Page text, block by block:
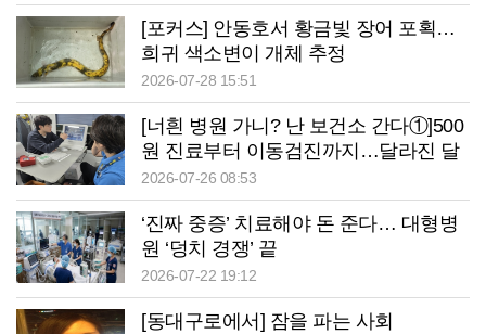
[포커스] 안동호서 황금빛 장어 포획…
희귀 색소변이 개체 추정
2026-07-28 15:51
[너흰 병원 가니? 난 보건소 간다①]500
원 진료부터 이동검진까지…달라진 달
성군보건소
2026-07-26 08:53
‘진짜 중증’ 치료해야 돈 준다… 대형병
원 ‘덩치 경쟁’ 끝
2026-07-22 19:12
[동대구로에서] 잠을 파는 사회